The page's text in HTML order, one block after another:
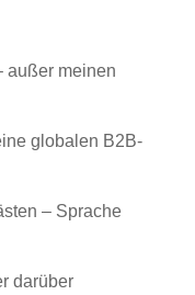
außer meinen
globalen B2B-
– Sprache
darüber